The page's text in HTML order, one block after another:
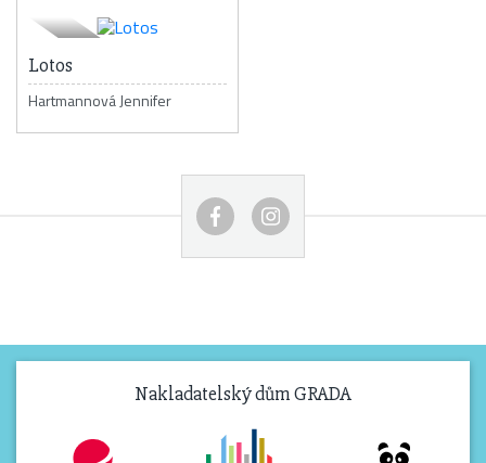
Lotos
Hartmannová Jennifer
Nakladatelský dům GRADA